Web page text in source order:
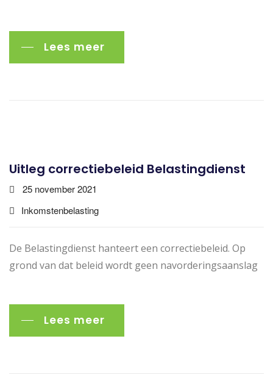
Lees meer
Uitleg correctiebeleid Belastingdienst
25 november 2021
Inkomstenbelasting
De Belastingdienst hanteert een correctiebeleid. Op
grond van dat beleid wordt geen navorderingsaanslag
Lees meer